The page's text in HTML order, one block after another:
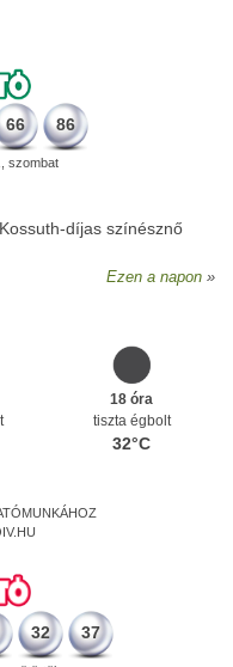
66 86
szombat
díjas színésznő
Ezen a napon
18 óra
tiszta égbolt
32°C
32 37